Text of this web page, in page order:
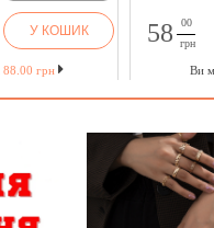
У КОШИК
88.00 грн
58
00
грн
Ви